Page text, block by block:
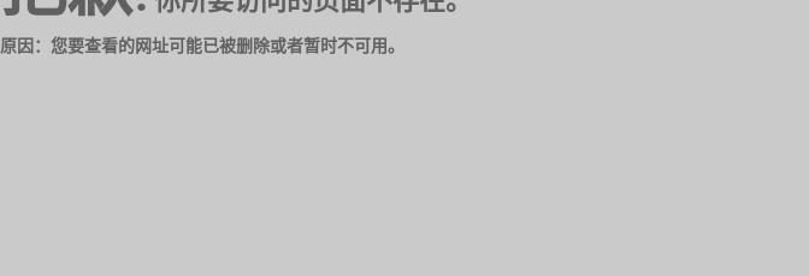
原因：您要查看的网址可能已被删除或者暂时不可用。